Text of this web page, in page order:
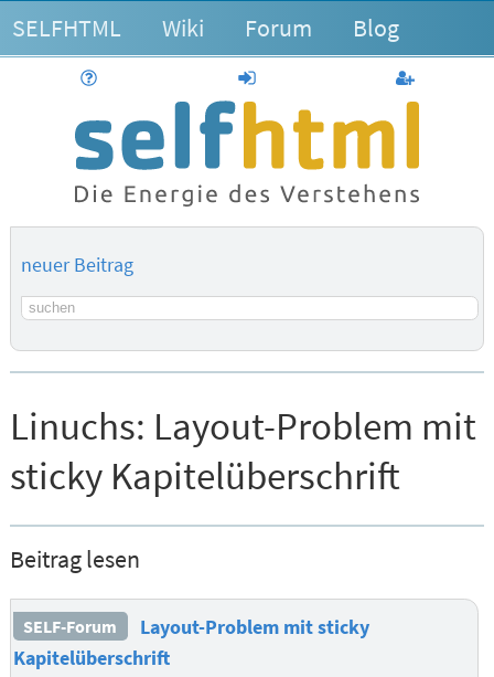
SELFHTML Wiki Forum Blog
anmelden
neuer Beitrag
Suchbegriff
Linuchs: Layout-Problem mit
sticky Kapitelüberschrift
Beitrag lesen
SELF-Forum
Layout-Problem mit sticky
Kapitelüberschrift